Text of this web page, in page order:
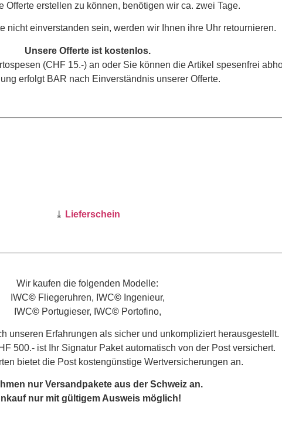
Offerte erstellen zu können, benötigen wir ca. zwei Tage.
nicht einverstanden sein, werden wir Ihnen ihre Uhr retournieren.
Unsere Offerte ist kostenlos.
(CHF 15.-) an oder Sie können die Artikel spesenfrei
erfolgt BAR nach Einverständnis unserer Offerte.
⤓ Lieferschein
Wir kaufen die folgenden Modelle:
IWC©Fliegeruhren, IWC©Ingenieur,
IWC©Portugieser, IWC©Portofino,
unseren Erfahrungen als sicher und unkompliziert herausgestellt.
500.- ist Ihr Signatur Paket automatisch von der Post versichert.
bietet die Post kostengünstige Wertversicherungen an.
nur Versandpakete aus der Schweiz an.
nur mit gültigem Ausweis möglich!